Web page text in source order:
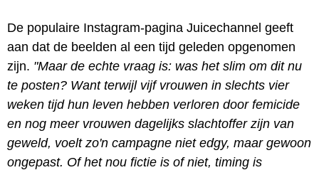
De populaire Instagram-pagina Juicechannel geeft
aan dat de beelden al een tijd geleden opgenomen
zijn. "Maar de echte vraag is: was het slim om dit nu
te posten? Want terwijl vijf vrouwen in slechts vier
weken tijd hun leven hebben verloren door femicide
en nog meer vrouwen dagelijks slachtoffer zijn van
geweld, voelt zo'n campagne niet edgy, maar gewoon
ongepast. Of het nou fictie is of niet, timing is